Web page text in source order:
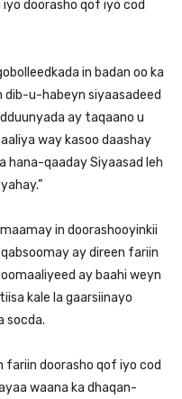
doorasho qof iyo cod
in badan oo ka
dib-u-habeyn siyaasadeed
ay taqaano u
way kasoo daashay
hana-qaaday Siyaasad leh
in doorashooyinkii
ay direen fariin
ay baahi weyn
kale la gaarsiinayo
socda.
fariin doorasho qof iyo cod
waana ka dhaqan-